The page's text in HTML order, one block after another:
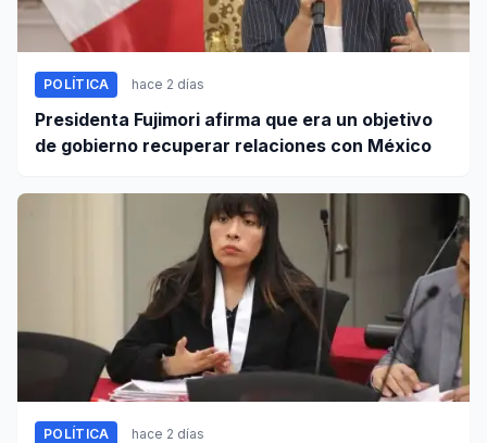
POLÍTICA hace 2 días
Presidenta Fujimori afirma que era un objetivo
de gobierno recuperar relaciones con México
POLÍTICA hace 2 días